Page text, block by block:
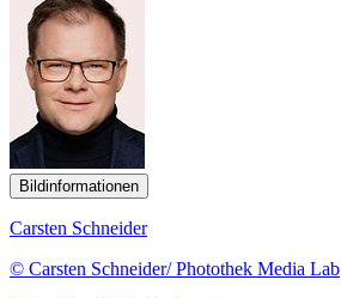
Bildinformationen
Carsten Schneider
© Carsten Schneider/ Photothek Media Lab